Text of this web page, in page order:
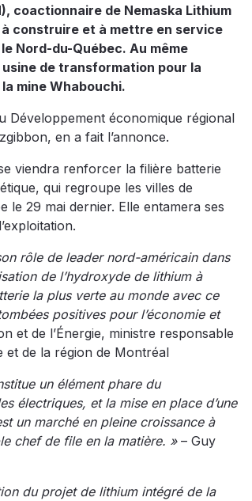
coactionnaire de Nemaska Lithium
construire et à mettre en service
Nord-du-Québec. Au même
de transformation pour la
mine Whabouchi.
Développement économique régional
en a fait l’annonce.
viendra renforcer la filière batterie
qui regroupe les villes de
le 29 mai dernier. Elle entamera ses
rôle de leader nord-américain dans
de l’hydroxyde de lithium à
la plus verte au monde avec ce
positives pour l’économie et
et de l’Énergie, ministre responsable
et de la région de Montréal
un élément phare du
électriques, et la mise en place d’une
un marché en pleine croissance à
chef de file en la matière. »– Guy
du projet de lithium intégré de la